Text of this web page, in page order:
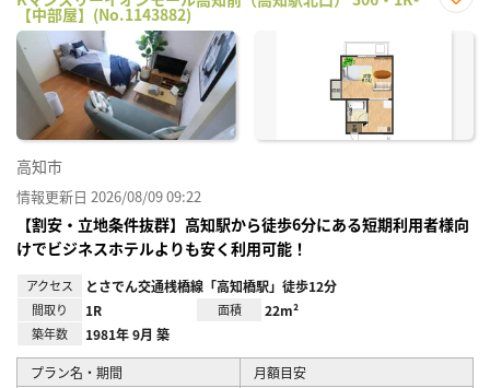
【中部屋】(No.1143882)
に入
高知市
情報更新日 2026/08/09 09:22
【割安・立地条件抜群】高知駅から徒歩6分にある短期利用者様向
けでビジネスホテルよりも安く利用可能！
アクセス とさでん交通桟橋線「高知橋駅」徒歩12分
間取り 1R 面積 22m²
築年数 1981年 9月 築
プラン名・期間 月額目安